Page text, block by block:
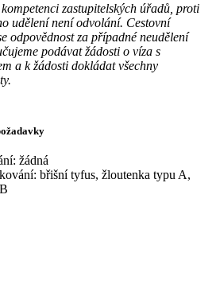
zastupitelských úřadů, proti
udělení není odvolání. Cestovní
odpovědnost za případné neudělení
podávat žádosti o víza s
a k žádosti dokládat všechny
žádná
břišní tyfus, žloutenka typu A,